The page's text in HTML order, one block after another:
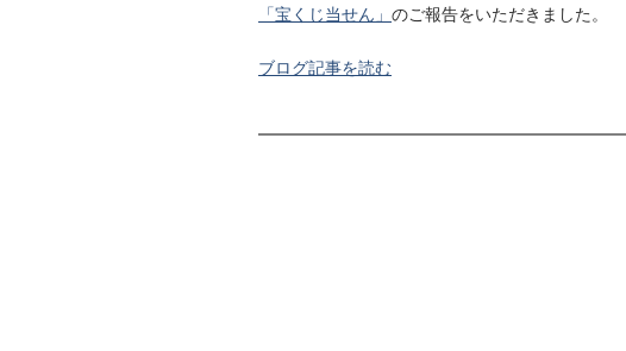
「宝くじ当せん」 のご報告をいただきました。
ブログ記事を読む